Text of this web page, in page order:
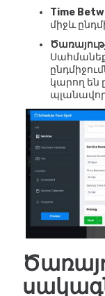
Time
միջև
կարող են